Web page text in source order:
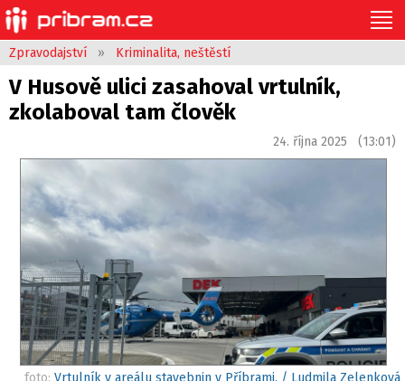
Zpravodajství » Kriminalita, neštěstí
V Husově ulici zasahoval vrtulník,
zkolaboval tam člověk
24. října 2025 (13:01)
foto: Vrtulník v areálu stavebnin v Příbrami. / Ludmila Zelenková